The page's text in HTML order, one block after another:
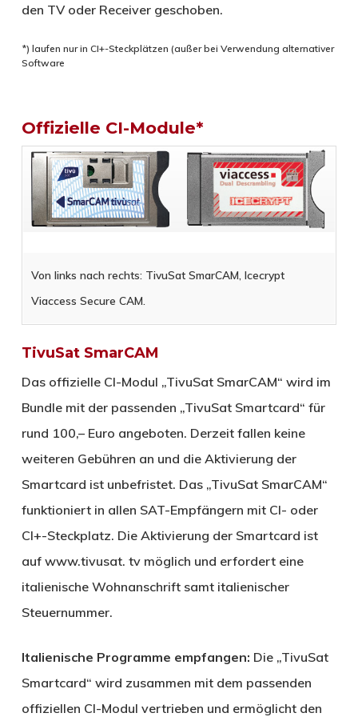
den TV oder Receiver geschoben.
*) laufen nur in CI+-Steckplätzen (außer bei Verwendung alternativer
Software
Offizielle CI-Module*
Von links nach rechts: TivuSat SmarCAM, Icecrypt
Viaccess Secure CAM.
TivuSat SmarCAM
Das offizielle CI-Modul „TivuSat SmarCAM“ wird im
Bundle mit der passenden „TivuSat Smartcard“ für
rund 100,– Euro angeboten. Derzeit fallen keine
weiteren Gebühren an und die Aktivierung der
Smartcard ist unbefristet. Das „TivuSat SmarCAM“
funktioniert in allen SAT-Empfängern mit CI- oder
CI+-Steckplatz. Die Aktivierung der Smartcard ist
auf www.tivusat. tv möglich und erfordert eine
italienische Wohnanschrift samt italienischer
Steuernummer.
Italienische Programme empfangen: Die „TivuSat
Smartcard“ wird zusammen mit dem passenden
offiziellen CI-Modul vertrieben und ermöglicht den